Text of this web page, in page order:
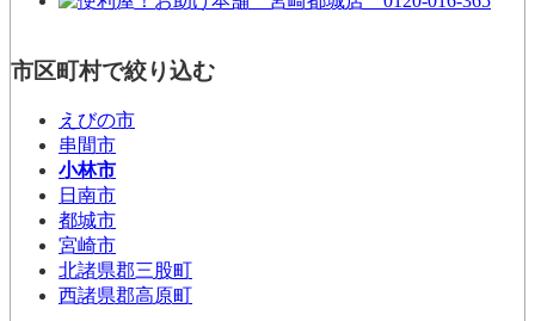
市区町村で絞り込む
えびの市
串間市
小林市
日南市
都城市
宮崎市
北諸県郡三股町
西諸県郡高原町